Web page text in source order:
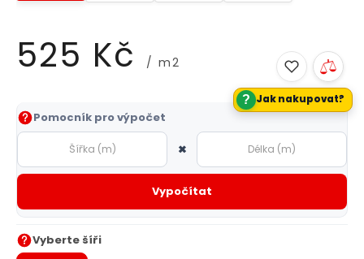
525 Kč / m2
Měrná
cena:
Pomocník pro výpočet
×
Vypočítat
Vyberte šíři
? Jak nakupovat?